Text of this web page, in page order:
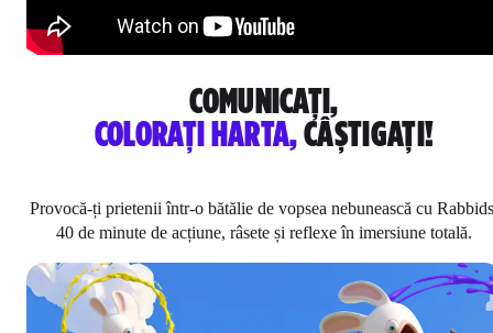
COMUNICAȚI,
COLORAȚI HARTA,CÂȘTIGAȚI!
Provocă-ți prietenii într-o bătălie de vopsea nebunească cu
40 de minute de acțiune, râsete și reflexe în imersiune totală.